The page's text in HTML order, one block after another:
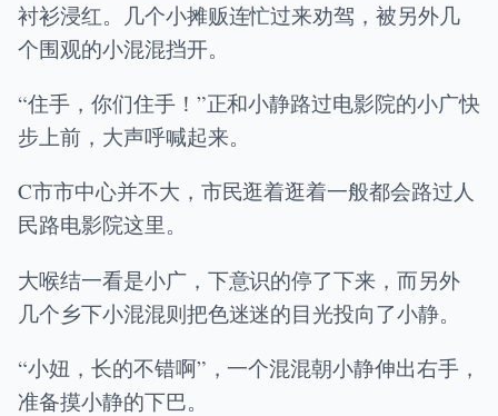
衬衫浸红。几个小摊贩连忙过来劝驾，被另外几
个围观的小混混挡开。
“住手，你们住手！”正和小静路过电影院的小广快
步上前，大声呼喊起来。
C市市中心并不大，市民逛着逛着一般都会路过人
民路电影院这里。
大喉结一看是小广，下意识的停了下来，而另外
几个乡下小混混则把色迷迷的目光投向了小静。
“小妞，长的不错啊”，一个混混朝小静伸出右手，
准备摸小静的下巴。